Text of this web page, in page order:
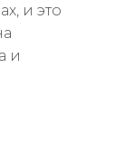
и это
и